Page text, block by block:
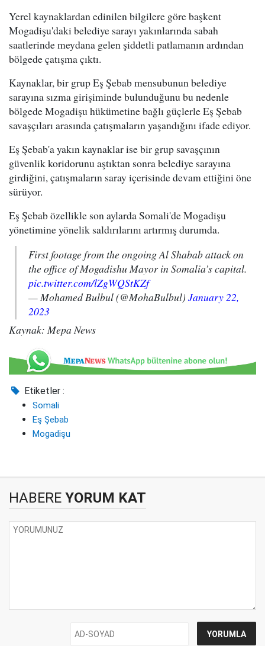
Yerel kaynaklardan edinilen bilgilere göre başkent
Mogadişu'daki belediye sarayı yakınlarında sabah
saatlerinde meydana gelen şiddetli patlamanın ardından
bölgede çatışma çıktı.
Kaynaklar, bir grup Eş Şebab mensubunun belediye
sarayına sızma girişiminde bulunduğunu bu nedenle
bölgede Mogadişu hükümetine bağlı güçlerle Eş Şebab
savaşçıları arasında çatışmaların yaşandığını ifade ediyor.
Eş Şebab'a yakın kaynaklar ise bir grup savaşçının
güvenlik koridorunu aştıktan sonra belediye sarayına
girdiğini, çatışmaların saray içerisinde devam ettiğini öne
sürüyor.
Eş Şebab özellikle son aylarda Somali'de Mogadişu
yönetimine yönelik saldırılarını artırmış durumda.
First footage from the ongoing Al Shabab attack on
the office of Mogadishu Mayor in Somalia’s capital.
pic.twitter.com/lZgWQStKZf
— Mohamed Bulbul (@MohaBulbul) January 22,
2023
Kaynak: Mepa News
Etiketler :
Somali
Eş Şebab
Mogadişu
HABERE YORUM KAT